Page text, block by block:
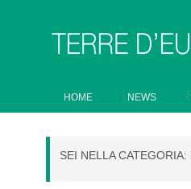
HOME NEWS
SEI NELLA CATEGORIA: